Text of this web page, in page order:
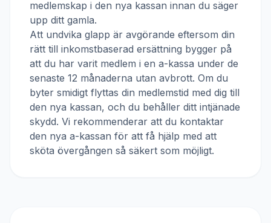
medlemskap i den nya kassan innan du säger
upp ditt gamla.
Att undvika glapp är avgörande eftersom din
rätt till inkomstbaserad ersättning bygger på
att du har varit medlem i en a-kassa under de
senaste 12 månaderna utan avbrott. Om du
byter smidigt flyttas din medlemstid med dig till
den nya kassan, och du behåller ditt intjänade
skydd. Vi rekommenderar att du kontaktar
den nya a-kassan för att få hjälp med att
sköta övergången så säkert som möjligt.